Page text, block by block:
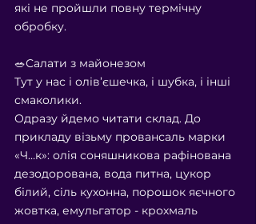
які не пройшли повну термічну
обробку.
🥗Салати з майонезом
Тут у нас і олів’єшечка, і шубка, і інші
смаколики.
Одразу йдемо читати склад. До
прикладу візьму провансаль марки
«Ч…к»: олія соняшникова рафінована
дезодорована, вода питна, цукор
білий, сіль кухонна, порошок яєчного
жовтка, емульгатор - крохмаль